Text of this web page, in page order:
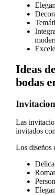
Ideas
bodas
Las
invitados
Los diseños